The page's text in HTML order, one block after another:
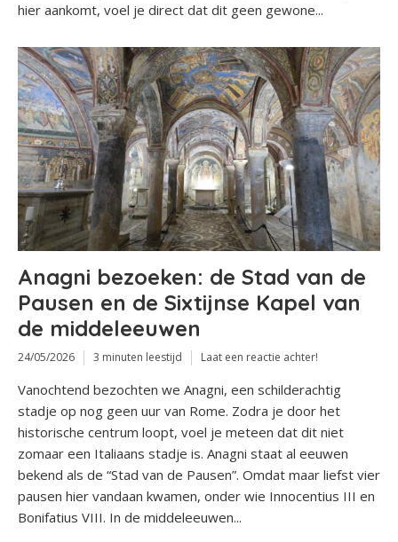
hier aankomt, voel je direct dat dit geen gewone...
Anagni bezoeken: de Stad van de
Pausen en de Sixtijnse Kapel van
de middeleeuwen
24/05/2026 3 minuten leestijd Laat een reactie achter!
Vanochtend bezochten we Anagni, een schilderachtig
stadje op nog geen uur van Rome. Zodra je door het
historische centrum loopt, voel je meteen dat dit niet
zomaar een Italiaans stadje is. Anagni staat al eeuwen
bekend als de “Stad van de Pausen”. Omdat maar liefst vier
pausen hier vandaan kwamen, onder wie Innocentius III en
Bonifatius VIII. In de middeleeuwen...